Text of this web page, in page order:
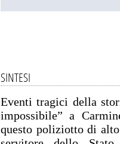
SINTESI
Eventi tragici della
impossibile” a
questo poliziotto di